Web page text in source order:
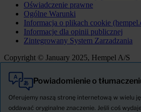
Oświadczenie prawne
Ogólne Warunki
Informacja o plikach cookie
Informacje dla opinii publicznej
Zintegrowany System Zarzadzania
Copyright © January 2025, Hempel A/S
Powiadomienie o
Oferujemy naszą stronę internetową w wielu
oddawać oryginalne znaczenie. Jeśli coś
Wszystkie
Produkty
AKTUALNOŚCI